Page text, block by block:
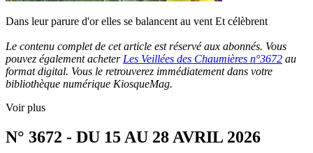
Dans leur parure d'or elles se balancent au vent Et célèbrent
Le contenu complet de cet article est réservé aux abonnés. Vous
pouvez également acheter Les Veillées des Chaumières n°3672 au
format digital. Vous le retrouverez immédiatement dans votre
bibliothèque numérique KiosqueMag.
Voir plus
N° 3672 - DU 15 AU 28 AVRIL 2026